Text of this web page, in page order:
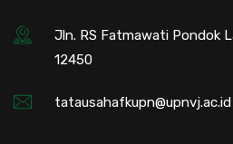
Jln. RS Fatmawati Pondok
12450
tatausahafkupn@upnvj.ac.id